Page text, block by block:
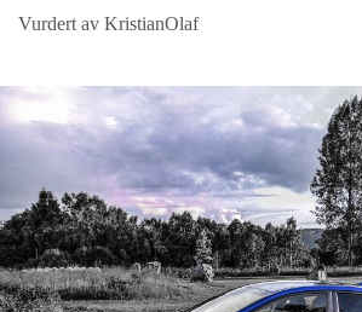
Vurdert av KristianOlaf